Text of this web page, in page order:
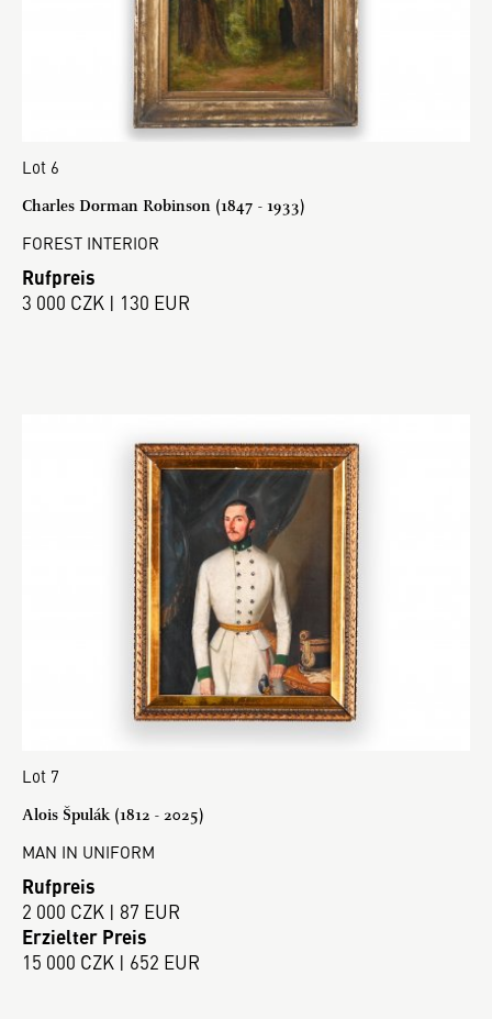
Lot 6
Charles Dorman Robinson (1847 - 1933)
FOREST INTERIOR
Rufpreis
3 000 CZK | 130 EUR
Lot 7
Alois Špulák (1812 - 2025)
MAN IN UNIFORM
Rufpreis
2 000 CZK | 87 EUR
Erzielter Preis
15 000 CZK | 652 EUR